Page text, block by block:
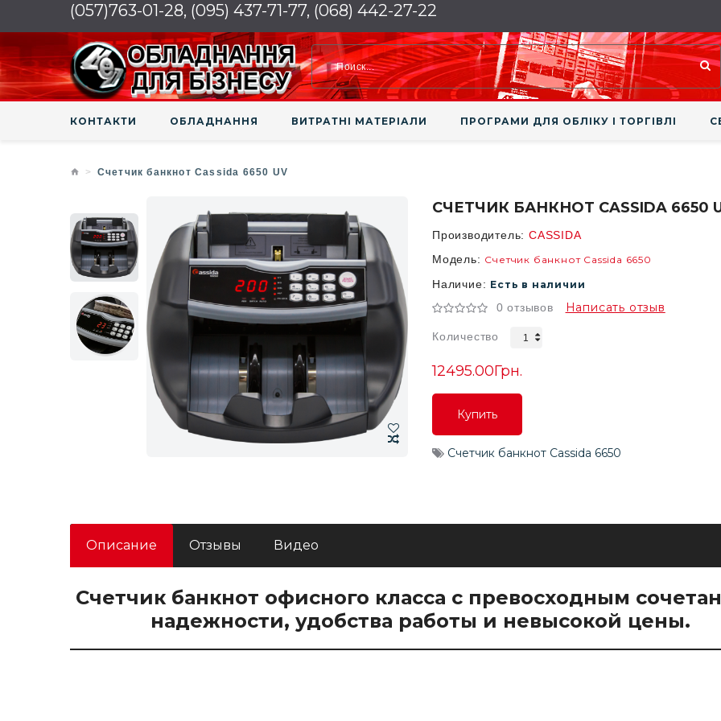
(057)763-01-28, (095) 437-71-77, (068) 442-27-22
КОНТАКТИ ОБЛАДНАННЯ ВИТРАТНІ МАТЕРІАЛИ ПРОГРАМИ ДЛЯ ОБЛІКУ І ТОРГІВЛІ
Счетчик банкнот Cassida 6650 UV
СЧЕТЧИК БАНКНОТ CASSIDA 6650
Производитель: CASSIDA
Модель: Счетчик банкнот Cassida 6650
Наличие: Есть в наличии
0 отзывов Написать отзыв
Количество
12495.00Грн.
Купить
Купить
Счетчик банкнот Cassida 6650
Описание Отзывы Видео
Счетчик банкнот офисного класса с превосходным
надежности, удобства работы и невысокой цены.